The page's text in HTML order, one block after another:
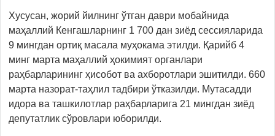
Хусусан, жорий йилнинг ўтган даври мобайнида
маҳаллий Кенгашларнинг 1 700 дан зиёд сессияларида
9 мингдан ортиқ масала муҳокама этилди. Қарийб 4
минг марта маҳаллий ҳокимият органлари
раҳбарларининг ҳисобот ва ахборотлари эшитилди. 660
марта назорат-таҳлил тадбири ўтказилди. Мутасадди
идора ва ташкилотлар раҳбарларига 21 мингдан зиёд
депутатлик сўровлари юборилди.